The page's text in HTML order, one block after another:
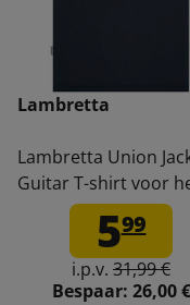
Lambretta
Lambretta Union
Guitar T-shirt voor
SS6741-NAVY
599
i.p.v. 31,99 €
Bespaar: 26,00 €